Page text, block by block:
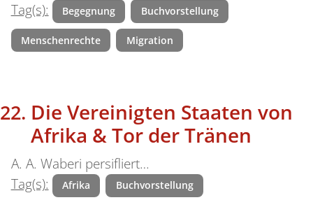
Tag(s):
Begegnung Buchvorstellung
Menschenrechte Migration
Die Vereinigten Staaten von
Afrika & Tor der Tränen
A. A. Waberi persifliert…
Tag(s):
Afrika Buchvorstellung